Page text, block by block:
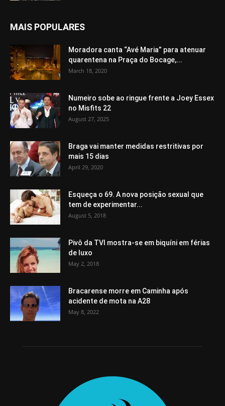
MAIS POPULARES
Moradora canta “Avé Maria” para atenuar
quarentena na Praça do Bocage,...
March 18, 2020
Numeiro sobe ao ringue frente a Joey Essex
no Misfits 22
August 27, 2025
Braga vai manter medidas restritivas por
mais 15 dias
April 29, 2020
Esqueça o 69. A nova posição sexual que
tem de experimentar...
August 5, 2018
Pivô da TVI mostra-se em biquíni em férias
de luxo
May 2, 2018
Bracarense morre em Caminha após
acidente de mota na A28
May 8, 2022